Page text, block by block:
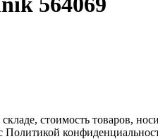
стоимость товаров,
Политикой